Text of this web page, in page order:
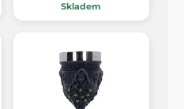
Skladem